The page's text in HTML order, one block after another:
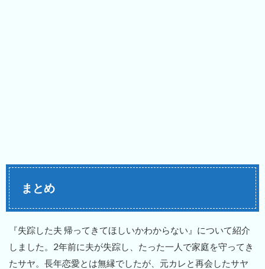
まとめ
『失踪した夫 帰ってきてほしいかわからない』について紹介
しました。2年前に夫が失踪し、たった一人で家庭を守ってき
たサヤ。長年恋愛とは無縁でしたが、元カレと再会したサヤ